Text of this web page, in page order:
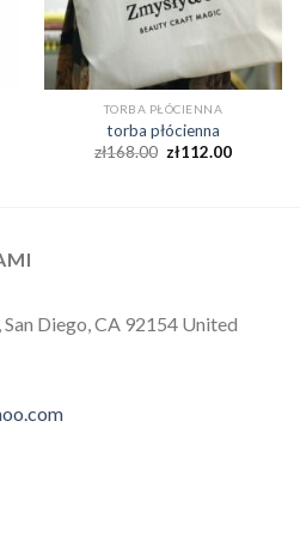
TORBA PŁÓCIENNA
torba płócienna
zł168.00 zł112.00
Diego, CA 92154 United